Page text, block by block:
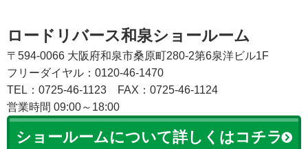
ロードリバース和泉ショールーム
〒594-0066 大阪府和泉市桑原町280-2第6泉洋ビル1F
フリーダイヤル：0120-46-1470
TEL：0725-46-1123
FAX：0725-46-1124
営業時間 09:00～18:00
ショールームについて詳しくはコチラ